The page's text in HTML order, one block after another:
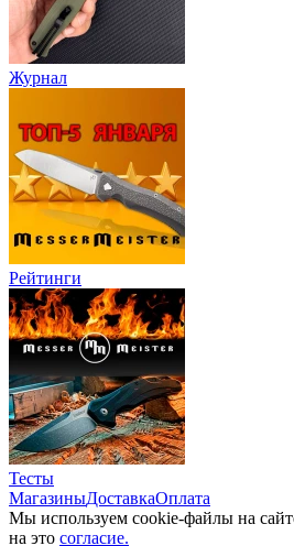
Журнал
Рейтинги
Тесты
МагазиныДоставкаОплата
Мы используем cookie-файлы на
на это согласие.